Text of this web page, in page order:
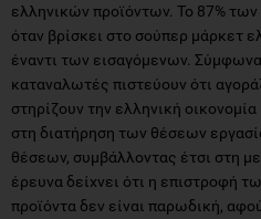
ελληνικών προϊόντων. Το 87%
όταν βρίσκει στο σούπερ μάρκετ
έναντι των εισαγόμενων.
καταναλωτές πιστεύουν ότι
στηρίζουν την ελληνική
στη διατήρηση των θέσεων
θέσεων, συμβάλλοντας έτσι στη
έρευνα δείχνει ότι η επιστροφή
προϊόντα δεν είναι παρωδική,